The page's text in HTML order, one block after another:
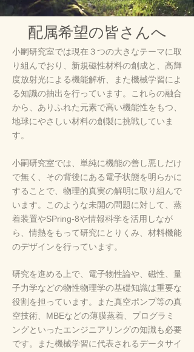
​配属希望の皆さんへ
小嗣研究室では現在３つの大きなテーマに取
り組んでおり、新規磁性材料の創成と、高輝
度放射光による機能解析、また機械学習によ
る知識の抽出 を行っています。
これらの融合
から、ありふれた元素で高い機能性をもつ、
地球にやさしい材料の創製に挑戦していま
す。
小嗣研究室では、単純に機能の善し悪しだけ
で無く、その背後にある電子状態を明らかに
することで、物理的真実の解明に取り組んで
います。このような未開の問題に対して、蒸
着装置やSPring-8や情報科学を活用しなが
ら、情熱をもって研究にとりくみ、材料機能
のデザインを行っています。
研究を進める上で、電子物性論や、磁性、量
子力学などの物性物理学の基礎知識は重要な
役割を担っています。また真空ポンプ等の真
空技術、MBEなどの薄膜蒸着、プログラミ
ングといったエンジニアリングの知識も必要
です。また機械学習に代表されるデータサイ